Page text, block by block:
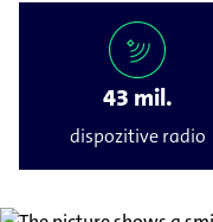
43 mil.
dispozitive radio